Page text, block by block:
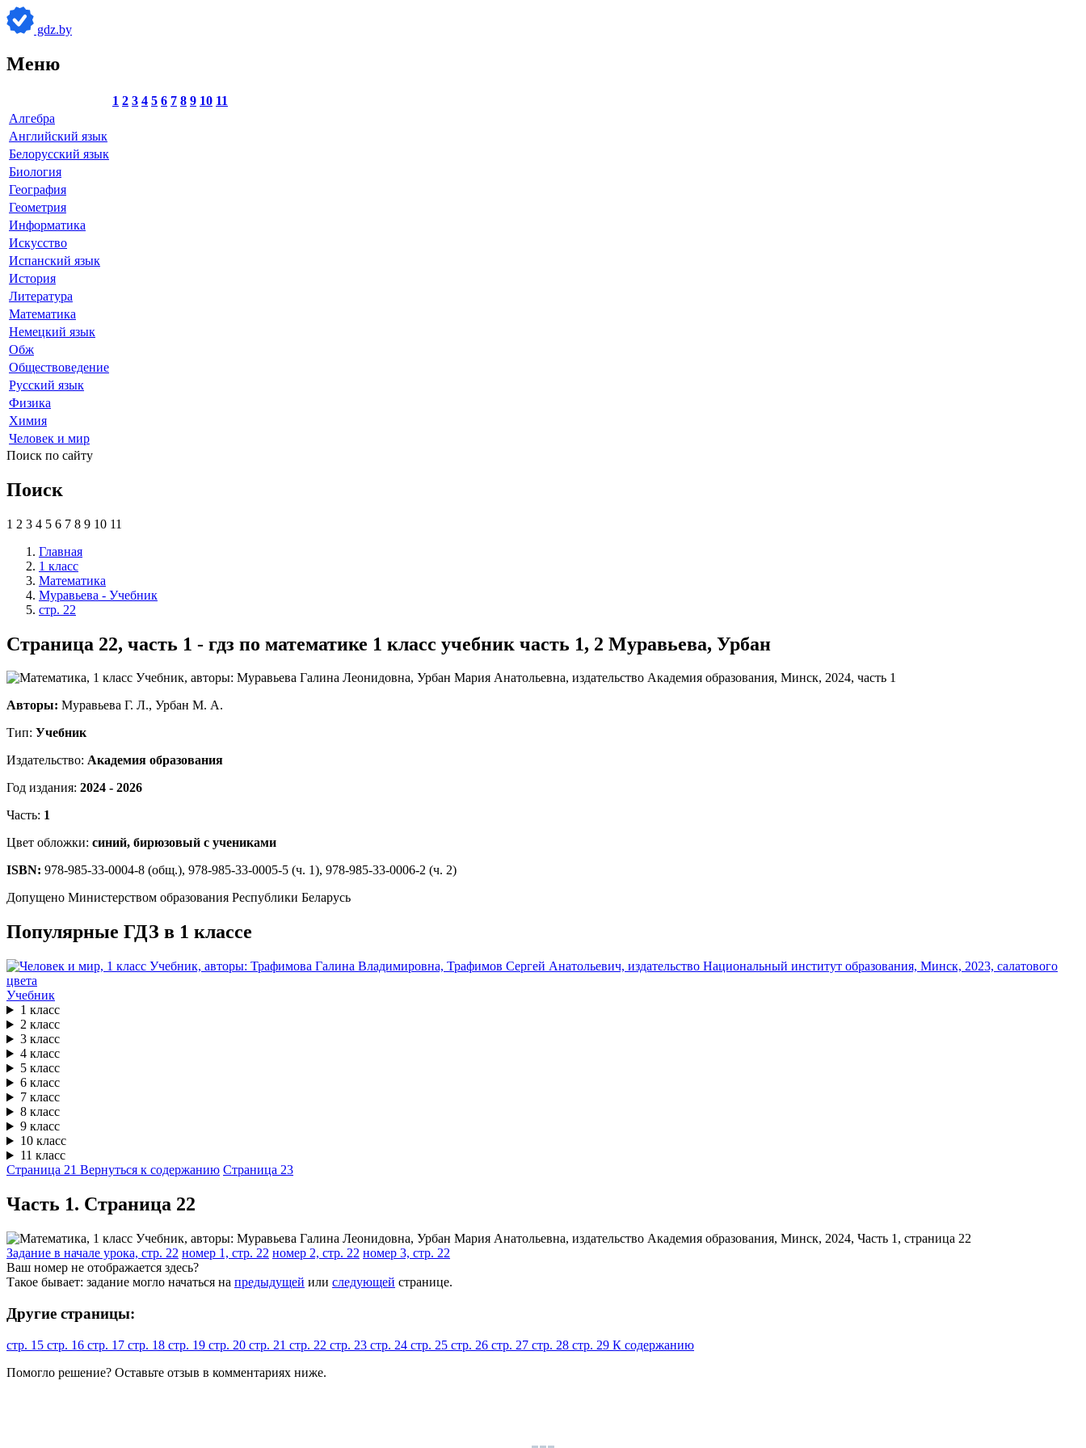
gdz.by
Меню
1 2 3 4 5 6 7 8 9 10 11
Алгебра
Английский язык
Белорусский язык
Биология
География
Геометрия
Информатика
Искусство
Испанский язык
История
Литература
Математика
Немецкий язык
Обж
Обществоведение
Русский язык
Физика
Химия
Человек и мир
Поиск по сайту
Поиск
1 2 3 4 5 6 7 8 9 10 11
Главная
1 класс
Математика
Муравьева - Учебник
стр. 22
Страница 22, часть 1 - гдз по математике 1 класс учебник часть 1, 2 Муравьева, Урбан
Авторы: Муравьева Г. Л., Урбан М. А.
Тип: Учебник
Издательство: Академия образования
Год издания: 2024 - 2026
Часть: 1
Цвет обложки: синий, бирюзовый с учениками
ISBN: 978-985-33-0004-8 (общ.), 978-985-33-0005-5 (ч. 1), 978-985-33-0006-2 (ч. 2)
Допущено Министерством образования Республики Беларусь
Популярные ГДЗ в 1 классе
Учебник
1 класс
2 класс
3 класс
4 класс
5 класс
6 класс
7 класс
8 класс
9 класс
10 класс
11 класс
Страница 21 Вернуться к содержанию Страница 23
Часть 1. Cтраница 22
Задание в начале урока, стр. 22 номер 1, стр. 22 номер 2, стр. 22 номер 3, стр. 22
Ваш номер не отображается здесь?
Такое бывает: задание могло начаться на предыдущей или следующей странице.
Другие страницы:
стр. 15 стр. 16 стр. 17 стр. 18 стр. 19 стр. 20 стр. 21 стр. 22 стр. 23 стр. 24 стр. 25 стр. 26 стр. 27 стр. 28 стр. 29 К содержанию
Помогло решение? Оставьте отзыв в комментариях ниже.